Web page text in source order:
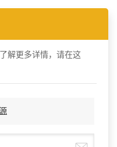
解更多详情，请在这